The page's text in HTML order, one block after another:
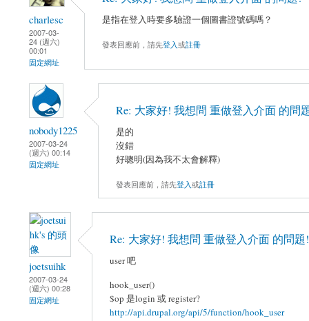
charlesc
2007-03-
24 (週六)
00:01
固定網址
是指在登入時要多驗證一個圖書證號碼嗎？
發表回應前，請先登入或註冊
nobody1225
2007-03-24
(週六) 00:14
固定網址
Re: 大家好! 我想問 重做登入介面 的問
是的
沒錯
好聰明(因為我不太會解釋)
發表回應前，請先登入或註冊
joetsuihk
2007-03-24
(週六) 00:28
固定網址
Re: 大家好! 我想問 重做登入介面 的問題!
user 吧
hook_user()
$op 是login 或 register?
http://api.drupal.org/api/5/function/hook_user